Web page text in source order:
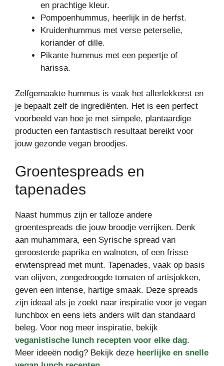
en prachtige kleur.
Pompoenhummus, heerlijk in de herfst.
Kruidenhummus met verse peterselie,
koriander of dille.
Pikante hummus met een pepertje of
harissa.
Zelfgemaakte hummus is vaak het allerlekkerst en
je bepaalt zelf de ingrediënten. Het is een perfect
voorbeeld van hoe je met simpele, plantaardige
producten een fantastisch resultaat bereikt voor
jouw gezonde vegan broodjes.
Groentespreads en
tapenades
Naast hummus zijn er talloze andere
groentespreads die jouw broodje verrijken. Denk
aan muhammara, een Syrische spread van
geroosterde paprika en walnoten, of een frisse
erwtenspread met munt. Tapenades, vaak op basis
van olijven, zongedroogde tomaten of artisjokken,
geven een intense, hartige smaak. Deze spreads
zijn ideaal als je zoekt naar inspiratie voor je vegan
lunchbox en eens iets anders wilt dan standaard
beleg. Voor nog meer inspiratie, bekijk
veganistische lunch recepten voor elke dag.
Meer ideeën nodig? Bekijk deze heerlijke en snelle